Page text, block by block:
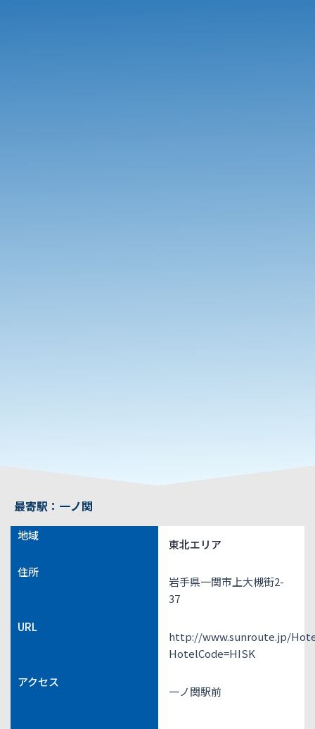
最寄駅：一ノ関
地域
東北エリア
住所
岩手県一関市上大槻街2-
37
URL
http://www.sunroute.jp/
HotelCode=HISK
アクセス
一ノ関駅前